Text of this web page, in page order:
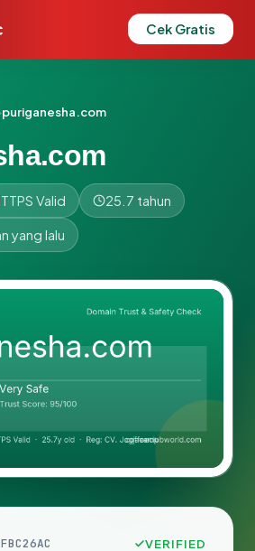
Cek Gratis
puriganesha.com
Valid 25.7 tahun
yang lalu
VERIFIED